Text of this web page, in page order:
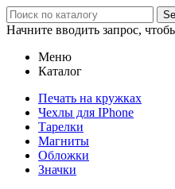
Начните вводить запрос,
Меню
Каталог
Печать на кружках
Чехлы для IPhone
Тарелки
Магниты
Обложки
Значки